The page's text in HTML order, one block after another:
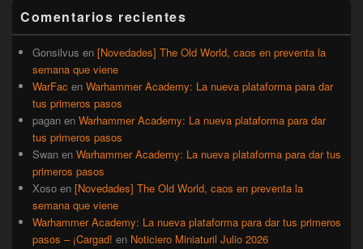
lateral
primaria
Comentarios recientes
Gonsilvus en [Novedades] The Old World, caos en preventa la
semana que viene
WarFac en Warhammer Academy: La nueva plataforma para dar
tus primeros pasos
pagan en Warhammer Academy: La nueva plataforma para dar
tus primeros pasos
Swan en Warhammer Academy: La nueva plataforma para dar tus
primeros pasos
Xoso en [Novedades] The Old World, caos en preventa la
semana que viene
Warhammer Academy: La nueva plataforma para dar tus primeros
pasos – ¡Cargad! en Noticiero Miniaturil Julio 2026